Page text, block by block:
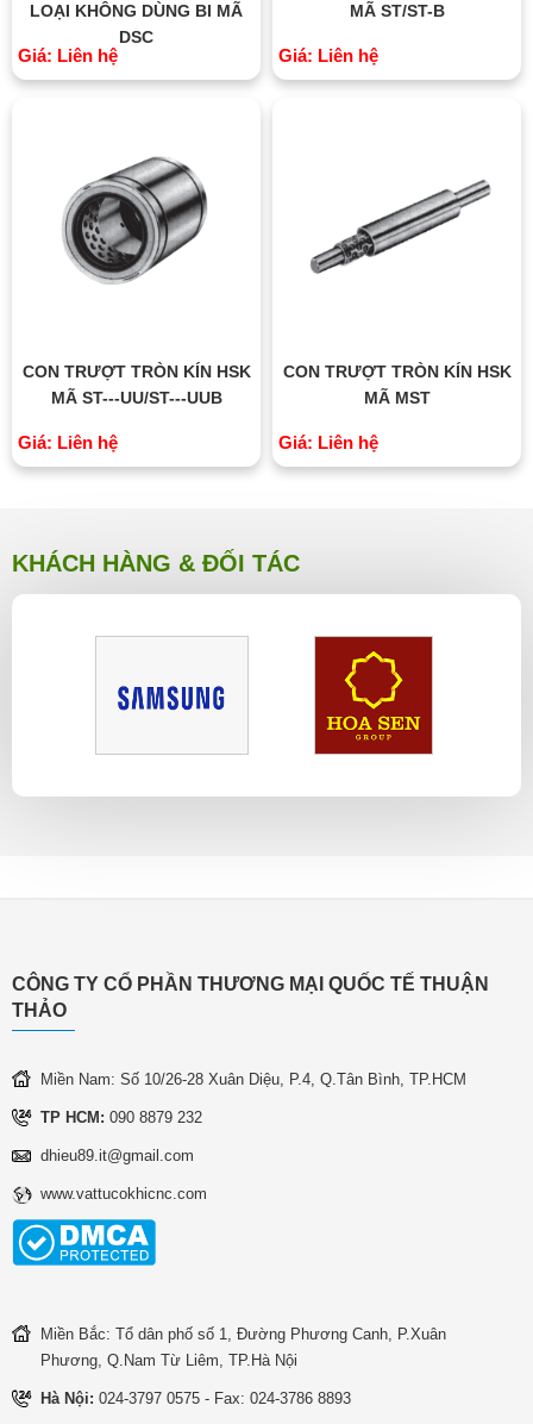
LOẠI KHÔNG DÙNG BI MÃ
DSC
Giá: Liên hệ
MÃ ST/ST-B
Giá: Liên hệ
CON TRƯỢT TRÒN KÍN HSK
MÃ ST---UU/ST---UUB
Giá: Liên hệ
CON TRƯỢT TRÒN KÍN HSK
MÃ MST
Giá: Liên hệ
KHÁCH HÀNG & ĐỐI TÁC
CÔNG TY CỔ PHẦN THƯƠNG MẠI QUỐC TẾ THUẬN
THẢO
Miền Nam: Số 10/26-28 Xuân Diệu, P.4, Q.Tân Bình, TP.HCM
TP HCM: 090 8879 232
dhieu89.it@gmail.com
www.vattucokhicnc.com
Miền Bắc: Tổ dân phố số 1, Đường Phương Canh, P.Xuân
Phương, Q.Nam Từ Liêm, TP.Hà Nội
Hà Nội: 024-3797 0575 - Fax: 024-3786 8893